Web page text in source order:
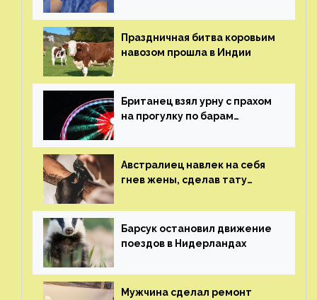
Праздничная битва коровьим
навозом прошла в Индии
Британец взял урну с прахом
на прогулку по барам
Австралиец навлек на себя
гнев жены, сделав тату
Барсук остановил движение
поездов в Нидерландах
Мужчина сделал ремонт